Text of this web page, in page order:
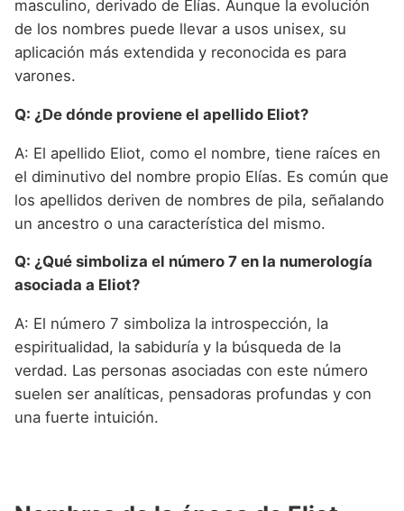
masculino, derivado de Elías. Aunque la evolución
de los nombres puede llevar a usos unisex, su
aplicación más extendida y reconocida es para
varones.
Q: ¿De dónde proviene el apellido Eliot?
A: El apellido Eliot, como el nombre, tiene raíces en
el diminutivo del nombre propio Elías. Es común que
los apellidos deriven de nombres de pila, señalando
un ancestro o una característica del mismo.
Q: ¿Qué simboliza el número 7 en la numerología
asociada a Eliot?
A: El número 7 simboliza la introspección, la
espiritualidad, la sabiduría y la búsqueda de la
verdad. Las personas asociadas con este número
suelen ser analíticas, pensadoras profundas y con
una fuerte intuición.